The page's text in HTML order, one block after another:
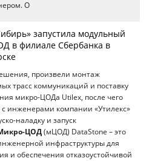
О
запустила модульный
в филиале Сбербанка в
произвели монтаж
трасс коммуникаций и поставку
микро-ЦОДа Utilex, после чего
с инженерами компании «Утилекс»
наладку и запуск
ЦОД(мЦОД) DataStone – это
инфраструктуры для
и обеспечения отказоустойчивой